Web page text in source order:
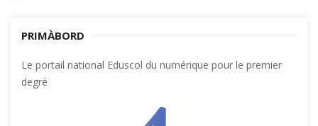
PRIMÀBORD
Le portail national Eduscol du numérique pour le premier
degré